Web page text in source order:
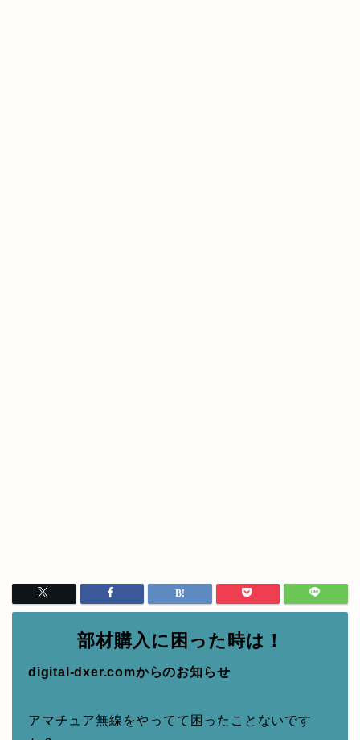
部材購入に困った時は！
digital-dxer.comからのお知らせ
アマチュア無線をやってて困ったことないです